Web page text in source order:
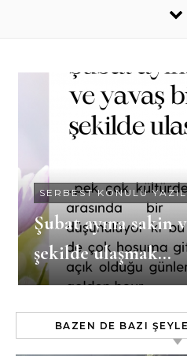
SERBEST KONULU
Şubat ayına sakin
şekilde ulaşmak…
BAZEN DE BAZI